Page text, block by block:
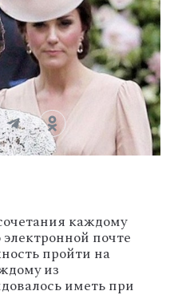
каждому
почте
пройти на
из
иметь при